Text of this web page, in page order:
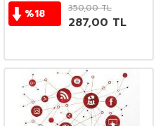
%18 350,00TL
287,00 TL